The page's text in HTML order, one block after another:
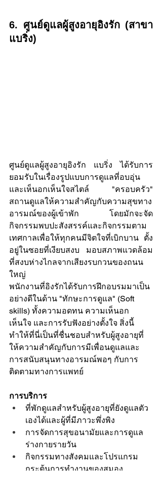
6. ศูนย์ดูแลผู้สูงอายุอิงรัก (สาขา
แบริ่ง)
ศูนย์ดูแลผู้สูงอายุอิงรัก แบริ่ง ได้รับการ
ยอมรับในเรื่องรูปแบบการดูแลที่อบอุ่น
และเห็นอกเห็นใจสไตล์ "ครอบครัว"
สถานดูแลให้ความสำคัญกับความสุขทาง
อารมณ์ของผู้เข้าพัก โดยมักจะจัด
กิจกรรมพบปะสังสรรค์และกิจกรรมตาม
เทศกาลเพื่อให้ทุกคนมีจิตใจที่เบิกบาน ตั้ง
อยู่ในซอยที่เงียบสงบ มอบสภาพแวดล้อม
ที่สงบห่างไกลจากเสียงรบกวนของถนน
ใหญ่
พนักงานที่อิงรักได้รับการฝึกอบรมมาเป็น
อย่างดีในด้าน "ทักษะการดูแล" (Soft
skills) ทั้งความอดทน ความเห็นอก
เห็นใจ และการรับฟังอย่างตั้งใจ สิ่งนี้
ทำให้ที่นี่เป็นที่ชื่นชอบสำหรับผู้สูงอายุที่
ให้ความสำคัญกับการมีเพื่อนดูแลและ
การสนับสนุนทางอารมณ์พอๆ กับการ
ติดตามทางการแพทย์
การบริการ
ที่พักดูแลสำหรับผู้สูงอายุที่ยังดูแลตัว
เองได้และผู้ที่มีภาวะพึ่งพิง
การจัดการสุขอนามัยและการดูแล
ร่างกายรายวัน
กิจกรรมทางสังคมและโปรแกรม
กระตุ้นการทำงานของสมอง